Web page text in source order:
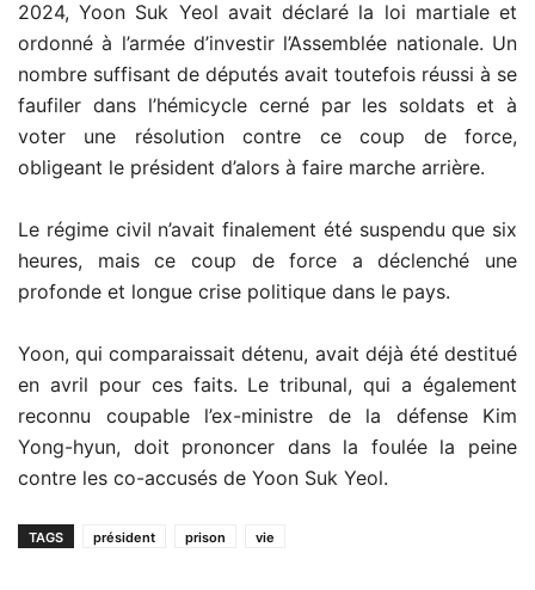
2024, Yoon Suk Yeol avait déclaré la loi martiale et
ordonné à l’armée d’investir l’Assemblée nationale. Un
nombre suffisant de députés avait toutefois réussi à se
faufiler dans l’hémicycle cerné par les soldats et à
voter une résolution contre ce coup de force,
obligeant le président d’alors à faire marche arrière.
Le régime civil n’avait finalement été suspendu que six
heures, mais ce coup de force a déclenché une
profonde et longue crise politique dans le pays.
Yoon, qui comparaissait détenu, avait déjà été destitué
en avril pour ces faits. Le tribunal, qui a également
reconnu coupable l’ex-ministre de la défense Kim
Yong-hyun, doit prononcer dans la foulée la peine
contre les co-accusés de Yoon Suk Yeol.
TAGS président prison vie